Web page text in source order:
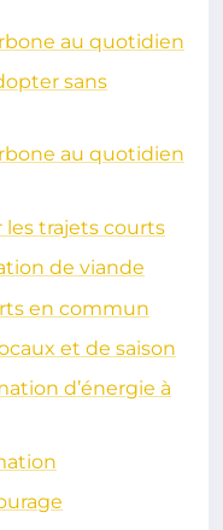
au quotidien
sans
au quotidien
les trajets courts
de viande
en commun
et de saison
d’énergie à